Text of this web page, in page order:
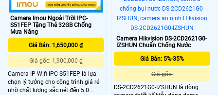
Camera Imou Ngoài Trời IPC-
S51FEP Tặng Thẻ 32GB Chống
Mưa Năng
Giá Bán: 1,650,000 ₫
Giá gốc: 1,900,000 ₫
Camera IP Wifi IPC-S51FEP là lựa
chọn lý tưởng cho công trình giá rẻ
nhờ chất lượng sắc nét đến 5.0
Camera Hikvision DS-2CD2621G0-
IZSHUN Chuẩn Chống Nước
Giá Bán: 5%-35%
Giá gốc:
DS-2CD2621G0-IZSHUN là dòng